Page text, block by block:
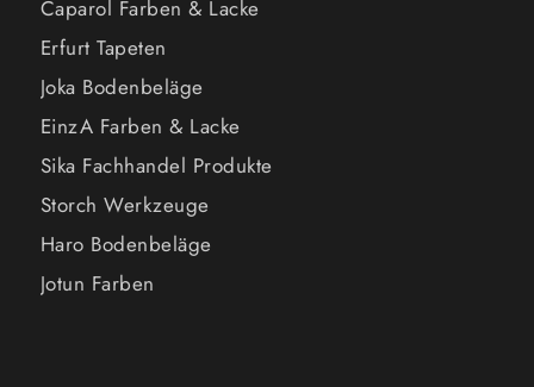
Caparol Farben & Lacke
Erfurt Tapeten
Joka Bodenbeläge
EinzA Farben & Lacke
Sika Fachhandel Produkte
Storch Werkzeuge
Haro Bodenbeläge
Jotun Farben